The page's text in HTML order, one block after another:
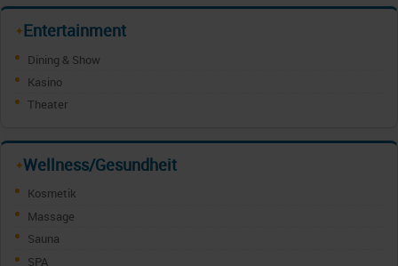
✦Entertainment
Dining & Show
Kasino
Theater
✦Wellness/Gesundheit
Kosmetik
Massage
Sauna
SPA